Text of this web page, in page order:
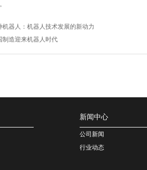
机器人：机器人技术发展的新动力
制造迎来机器人时代
新闻中心
公司新闻
行业动态